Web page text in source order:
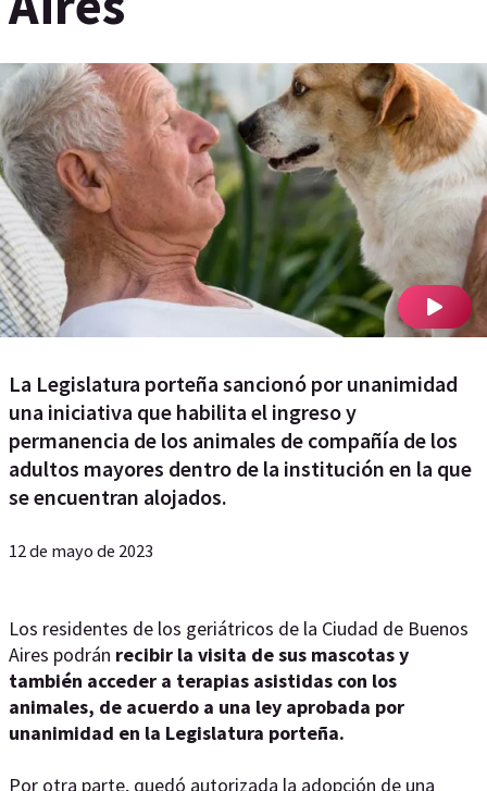
La Legislatura porteña sancionó por unanimidad
una iniciativa que habilita el ingreso y
permanencia de los animales de compañía de los
adultos mayores dentro de la institución en la que
se encuentran alojados.
12 de mayo de 2023
Los residentes de los geriátricos de la Ciudad de Buenos
Aires podrán recibir la visita de sus mascotas y
también acceder a terapias asistidas con los
animales, de acuerdo a una ley aprobada por
unanimidad en la Legislatura porteña.
Por otra parte, quedó autorizada la adopción de una